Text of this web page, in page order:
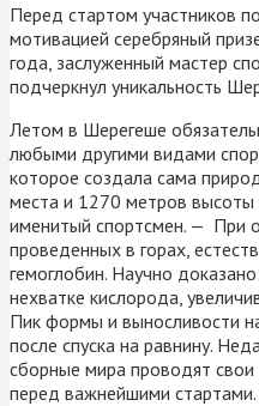
Перед стартом участников
мотивацией серебряный
года, заслуженный мастер
подчеркнул уникальность
Летом в Шерегеше
любыми другими видами
которое создала сама
места и 1270 метров высоты
именитый спортсмен. — При
проведенных в горах,
гемоглобин. Научно
нехватке кислорода,
Пик формы и выносливости
после спуска на равнину.
сборные мира проводят
перед важнейшими стартами.